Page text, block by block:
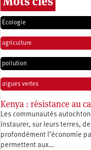
Écologie
agriculture
pollution
algues vertes
Kenya : résistance au
Les communautés
instaurer, sur leurs terres,
profondément l’économie
permettent aux…